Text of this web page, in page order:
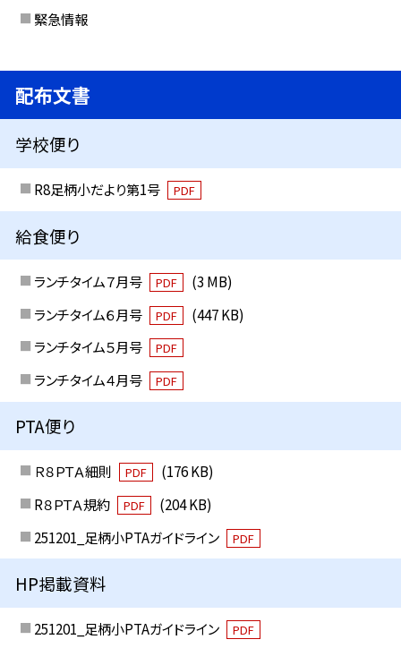
緊急情報
配布文書
学校便り
R8足柄小だより第1号 PDF
給食便り
ランチタイム７月号 PDF
(3 MB)
ランチタイム６月号
PDF
(447 KB)
ランチタイム５月号
PDF
ランチタイム４月号 PDF
PTA便り
Ｒ８ＰＴＡ細則 PDF
(176 KB)
R８ＰＴＡ規約
PDF
(204 KB)
251201_足柄小PTAガイドライン
PDF
HP掲載資料
251201_足柄小PTAガイドライン PDF